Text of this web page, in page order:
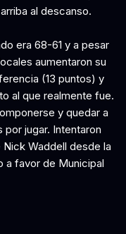
al descanso.
era 68-61 y a pesar
aumentaron su
(13 puntos) y
al que realmente fue.
y quedar a
jugar. Intentaron
Waddell desde la
a favor de Municipal